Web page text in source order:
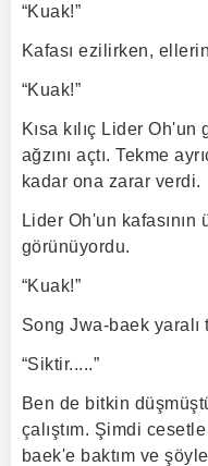
“Kuak!”
Kafası ezilirken,
“Kuak!”
Kısa kılıç Lider
ağzını açtı. Tekme
kadar ona zarar verdi.
Lider Oh'un kafasının
görünüyordu.
“Kuak!”
Song Jwa-baek yaralı
“Siktir.....”
Ben de bitkin
çalıştım. Şimdi
baek'e baktım ve